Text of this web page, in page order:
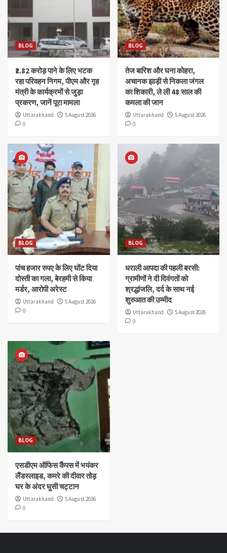
BLOG
₹2.82 करोड़ पाने के लिए भटक
रहा परिवहन निगम, पीएम और गृह
मंत्री के कार्यक्रमों से जुड़ा
प्रकरण, जानें पूरा मामला
Uttarakhand
5 August 2026
0
BLOG
तेज बारिश और घना कोहरा,
अचानक झाड़ी से निकला जंगल
का शिकारी, ले ली 48 साल की
कमला की जान
Uttarakhand
5 August 2026
0
BLOG
पांच हजार रुपए के लिए घोंट दिया
दोस्ती का गला, बेरहमी से किया
मर्डर, आरोपी अरेस्ट
Uttarakhand
5 August 2026
0
BLOG
धराली आपदा की पहली बरसी:
ग्रामीणों ने दी दिवंगतों को
श्रद्धांजलि, दर्द के साथ नई
शुरुआत की उम्मीद
Uttarakhand
5 August 2026
0
BLOG
एसडीएम ऑफिस कैंपस में भयंकर
लैंडस्लाइड, कमरे की दीवार तोड़
घर के अंदर घुसी चट्टान
Uttarakhand
5 August 2026
0